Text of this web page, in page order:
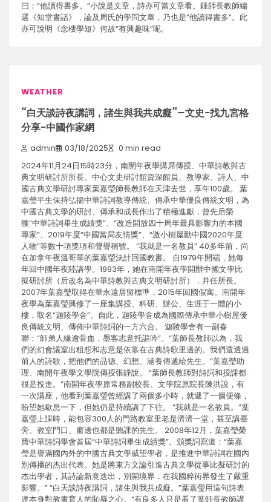
曰：“他讀得書多。”小說是文章，詩亦可當文章看。鍾師長教師編
選《知堂書話》，論及周氏的學問文章，乃也是“他讀得書多”。此
亦可說明《念樓學短》何故“有興趣味”呢。
WEATHER
“白天談詩夜講詞，諸生與我共成癡”–文史-找九宮格
分享-中國作家網
admin 03/18/2025 0 min read
2024年11月24日15時23分，南開年夜學講席傳授、中華詩教與古
典文明研討所所長、中心文史研討館資深館員、教導家、詩人、中
國古典文學研討專家葉嘉瑩師長教師在天津去世，享年100歲。 葉
嘉瑩平生保持弘揚中華詩詞教導傳統、傳承中華優良傳統文明，為
中國古典文學的研討、傳承和成長作出了積極進獻，曾先后榮
獲“中華詩詞畢生成績獎”、“改造開放四十周年最具影響力的本國
專家”、2019年度“中國當局友情獎”、“激小樹屋動中國2020年度
人物”等數十項獎項和聲譽稱號。 “我就是一名教員” 40多年前，尚
在加拿年夜溫哥華的葉嘉瑩決計回國教書。 自1979年開端，她每
年回中國年夜陸講學。1993年，她在南開年夜學開辦中國文學比
擬研討所（后改名為中華詩教與古典文明研討所），并任所長。
2007年葉嘉瑩取得在華永遠居留標準，2015年回國假寓。南開年
夜學為葉嘉瑩興修了一座集講授、科研、辦公、生涯于一體的小
樓，取名“迦陵學舍”。自此，迦陵學舍成為國際傳承中華小樹屋優
良傳統文明、傳佈中華詩詞的一方六合。 迦陵學舍有一副春
聯：“師弟人緣逾骨血，墨客志意托謳吟”。“葉師長教師以為，我
們的幻會議室出租想和志意是依靠在古典詩歌里邊的。我們還透過
前人的詩歌，把他們的品德、幻想、涵養傳遞給先生。”葉嘉瑩助
理、南開年夜學文學院傳授張靜說。 “葉師長教師對詩詞和授課都
很是投進。”南開年夜學原常務副校長、文學院原院長陳洪說，有
一次講座，他看到葉嘉瑩曾經講了兩個多小時，就遞了一個便條，
盼望她歇息一下，但她仍是持續講了下往。 “我就是一名教員。”葉
嘉瑩上課時，能包容300人的門路教室里老是濟濟一堂，甚至講臺
旁、教室門口、窗邊也都是聽課的先生。 2008年12月，葉嘉瑩榮
膺中華詩詞學會首屆“中華詩詞畢生成績獎”。頒獎詞寫道：“葉嘉
瑩是譽滿國內外的中國古典文學威望學者，是推進中華詩詞在國內
別傳播的杰出代表。她是將東方文論引進古典文學從事比擬研討的
杰出學者，其詩論新意迭出，別開境界，在我國粹術界發生了嚴重
影響。” “白天談詩夜講詞，諸生與我共成癡。”葉嘉瑩用這句詩表
達本身對教書育人的恥辱之心。“有良多人只是看了葉師長教師講